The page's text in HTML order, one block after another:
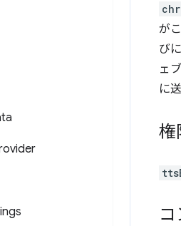
が
び
ェ
に
権